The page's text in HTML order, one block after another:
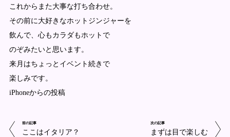
これからまた大事な打ち合わせ。
その前に大好きなホットジンジャーを
飲んで、心もカラダもホットで
のぞみたいと思います。
来月はちょっとイベント続きで
楽しみです。
iPhoneからの投稿
前の記事
ここはイタリア？
次の記事
まずは目で楽しむ